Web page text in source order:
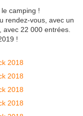
camping !
rendez-vous, avec un
22 000 entrées.
!